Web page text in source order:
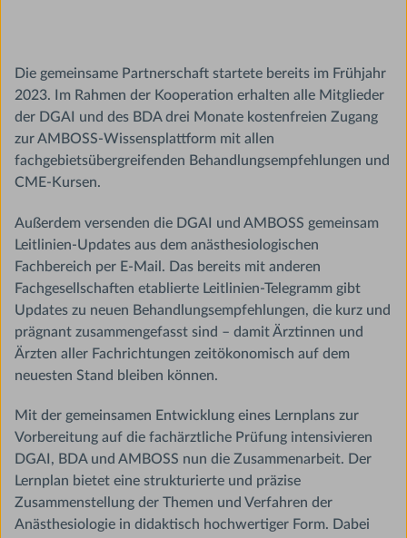
Die gemeinsame Partnerschaft startete bereits im Frühjahr
2023. Im Rahmen der Kooperation erhalten alle Mitglieder
der DGAI und des BDA drei Monate kostenfreien Zugang
zur AMBOSS-Wissensplattform mit allen
fachgebietsübergreifenden Behandlungsempfehlungen und
CME-Kursen.
Außerdem versenden die DGAI und AMBOSS gemeinsam
Leitlinien-Updates aus dem anästhesiologischen
Fachbereich per E-Mail. Das bereits mit anderen
Fachgesellschaften etablierte Leitlinien-Telegramm gibt
Updates zu neuen Behandlungsempfehlungen, die kurz und
prägnant zusammengefasst sind – damit Ärztinnen und
Ärzten aller Fachrichtungen zeitökonomisch auf dem
neuesten Stand bleiben können.
Mit der gemeinsamen Entwicklung eines Lernplans zur
Vorbereitung auf die fachärztliche Prüfung intensivieren
DGAI, BDA und AMBOSS nun die Zusammenarbeit. Der
Lernplan bietet eine strukturierte und präzise
Zusammenstellung der Themen und Verfahren der
Anästhesiologie in didaktisch hochwertiger Form. Dabei